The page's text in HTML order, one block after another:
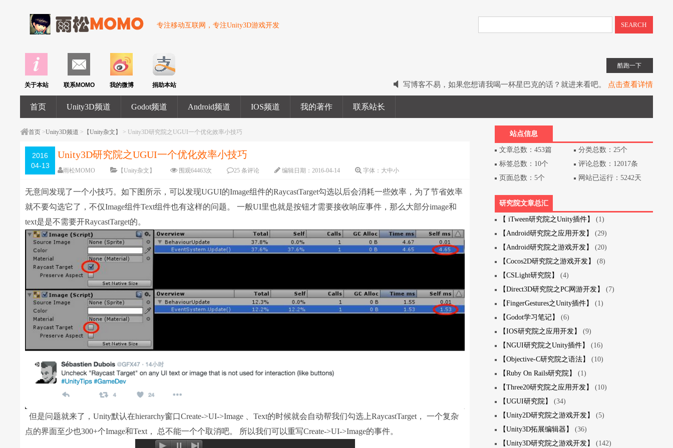
专注移动互联网，专注Unity3D游戏开发 SEARCH
酷跑一下
写博客不易，如果您想请我喝一杯星巴克的话？就进来看吧。
点击查看详情
2022我的电子书教程《UIToolkit下一代UI系统》全网上架。点击查看详情
关于本站 联系MOMO 我的微博 捐助本站
首页 Unity3D频道 Godot频道 Android频道 IOS频道 我的著作 联系站长
首页 >Unity3D频道 > 【Unity杂文】 > Unity3D研究院之UGUI一个优化效率小技巧
2016
04-13
Unity3D研究院之UGUI一个优化效率小技巧
雨松MOMO 【Unity杂文】 围观64463次 25 条评论 编辑日期：2016-04-14 字体： 大中小
无意间发现了一个小技巧。如下图所示，可以发现UGUI的Image组件的RaycastTarget勾选以后会消耗一些效率，为了节省效率
就不要勾选它了，不仅Image组件Text组件也有这样的问题。 一般UI里也就是按钮才需要接收响应事件，那么大部分image和
text是是不需要开RaycastTarget的。
但是问题就来了，Unity默认在hierarchy窗口Create->UI->Image 、Text的时候就会自动帮我们勾选上RaycastTarget， 一个复杂
点的界面至少也300+个Image和Text， 总不能一个个取消吧。 所以我们可以重写Create->UI->Image的事件。
站点信息
文章总数：453篇
分类总数：25个
标签总数：10个
评论总数：12017条
页面总数：5个
网站已运行：5242天
研究院文章总汇
【 iTween研究院之Unity插件】
(1)
【Android研究院之应用开发】
(29)
【Android研究院之游戏开发】
(20)
【Cocos2D研究院之游戏开发】
(8)
【CSLight研究院】
(4)
【Direct3D研究院之PC网游开发】
(7)
【FingerGestures之Unity插件】
(1)
【Godot学习笔记】
(6)
【IOS研究院之应用开发】
(9)
【NGUI研究院之Unity插件】
(16)
【Objective-C研究院之语法】
(10)
【Ruby On Rails研究院】
(1)
【Three20研究院之应用开发】
(10)
【UGUI研究院】
(34)
【Unity2D研究院之游戏开发】
(5)
【Unity3D拓展编辑器】
(36)
【Unity3D研究院之游戏开发】
(142)